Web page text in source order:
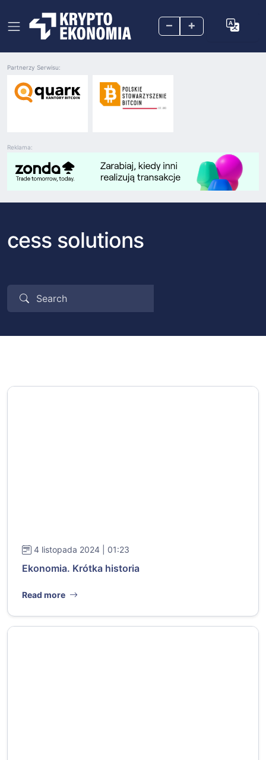
– +
Reklama:
Partnerzy Serwisu:
cess solutions
4 listopada 2024 | 01:23
Ekonomia. Krótka historia
Read more